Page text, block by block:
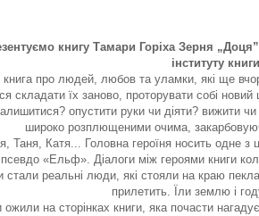
книгу Тамари Горіха Зерня
інституту
про людей, любов та уламки, які ще
складати їх заново, проторувати собі
опустити руки чи діяти? вижити
широко розплющеними очима,
Таня, Катя... Головна героїня носить одне з
«Ельф». Діалоги між героями книги
стали реальні люди, які стояли на краю
прилетить. Їли землю і
ожили на сторінках книги, яка почасти